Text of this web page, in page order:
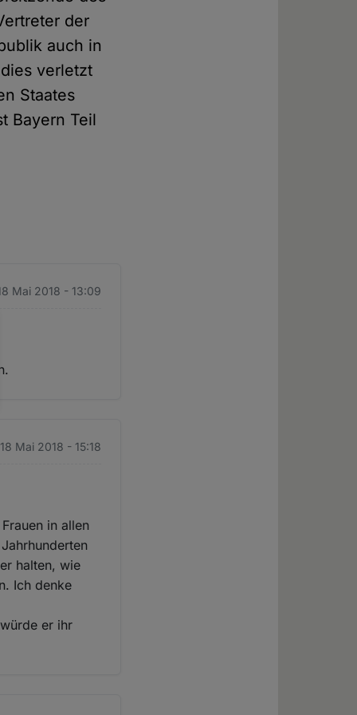
der
auch in
verletzt
Staates
Bayern Teil
Mai 2018 - 13:09
Mai 2018 - 15:18
in allen
halten, wie
Ich denke
er ihr